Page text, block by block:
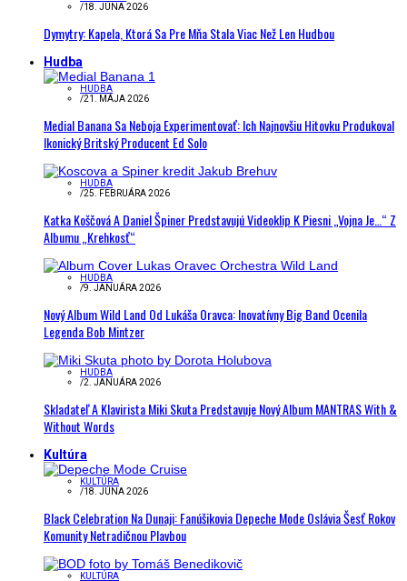
/18. JÚNA 2026
Dymytry: Kapela, Ktorá Sa Pre Mňa Stala Viac Než Len Hudbou
Hudba
HUDBA
/21. MÁJA 2026
Medial Banana Sa Neboja Experimentovať: Ich Najnovšiu Hitovku Produkoval
Ikonický Britský Producent Ed Solo
HUDBA
/25. FEBRUÁRA 2026
Katka Koščová A Daniel Špiner Predstavujú Videoklip K Piesni „Vojna Je…“ Z
Albumu „Krehkosť“
HUDBA
/9. JANUÁRA 2026
Nový Album Wild Land Od Lukáša Oravca: Inovatívny Big Band Ocenila
Legenda Bob Mintzer
HUDBA
/2. JANUÁRA 2026
Skladateľ A Klavirista Miki Skuta Predstavuje Nový Album MANTRAS With &
Without Words
Kultúra
KULTÚRA
/18. JÚNA 2026
Black Celebration Na Dunaji: Fanúšikovia Depeche Mode Oslávia Šesť Rokov
Komunity Netradičnou Plavbou
KULTÚRA